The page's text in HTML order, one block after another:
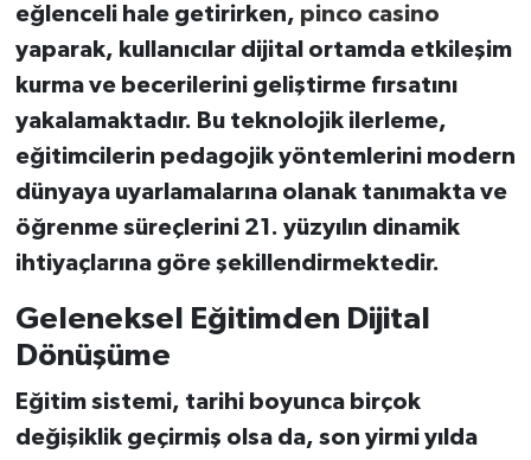
eğlenceli hale getirirken, pinco casino
yaparak, kullanıcılar dijital ortamda etkileşim
kurma ve becerilerini geliştirme fırsatını
yakalamaktadır. Bu teknolojik ilerleme,
eğitimcilerin pedagojik yöntemlerini modern
dünyaya uyarlamalarına olanak tanımakta ve
öğrenme süreçlerini 21. yüzyılın dinamik
ihtiyaçlarına göre şekillendirmektedir.
Geleneksel Eğitimden Dijital
Dönüşüme
Eğitim sistemi, tarihi boyunca birçok
değişiklik geçirmiş olsa da, son yirmi yılda